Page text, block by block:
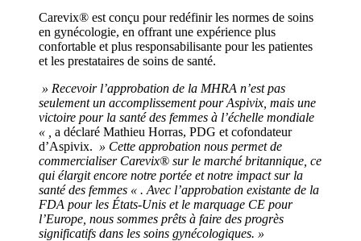
Carevix® est conçu pour redéfinir les normes de soins
en gynécologie, en offrant une expérience plus
confortable et plus responsabilisante pour les patientes
et les prestataires de soins de santé.
» Recevoir l’approbation de la MHRA n’est pas
seulement un accomplissement pour Aspivix, mais une
victoire pour la santé des femmes à l’échelle mondiale
« , a déclaré Mathieu Horras, PDG et cofondateur
d’Aspivix. » Cette approbation nous permet de
commercialiser Carevix® sur le marché britannique, ce
qui élargit encore notre portée et notre impact sur la
santé des femmes « . Avec l’approbation existante de la
FDA pour les États-Unis et le marquage CE pour
l’Europe, nous sommes prêts à faire des progrès
significatifs dans les soins gynécologiques. »